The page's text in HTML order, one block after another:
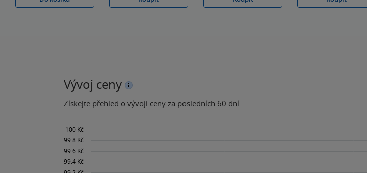
Vývoj ceny
Získejte přehled o vývoji ceny za posledních 60 dní.